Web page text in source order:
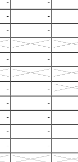
- -
- -
- -
-
-
- -
- -
- -
- -